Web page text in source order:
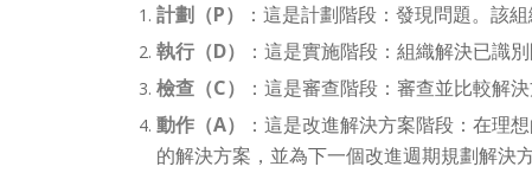
計劃（P）
：這是計劃階段：發現問題。該
執行（D）
：這是實施階段：組織解決已識
檢查（C）
：這是審查階段：審查並比較解
動作（A）
：這是改進解決方案階段：在理
的解決方案，並為下一個改進週期規劃解決方